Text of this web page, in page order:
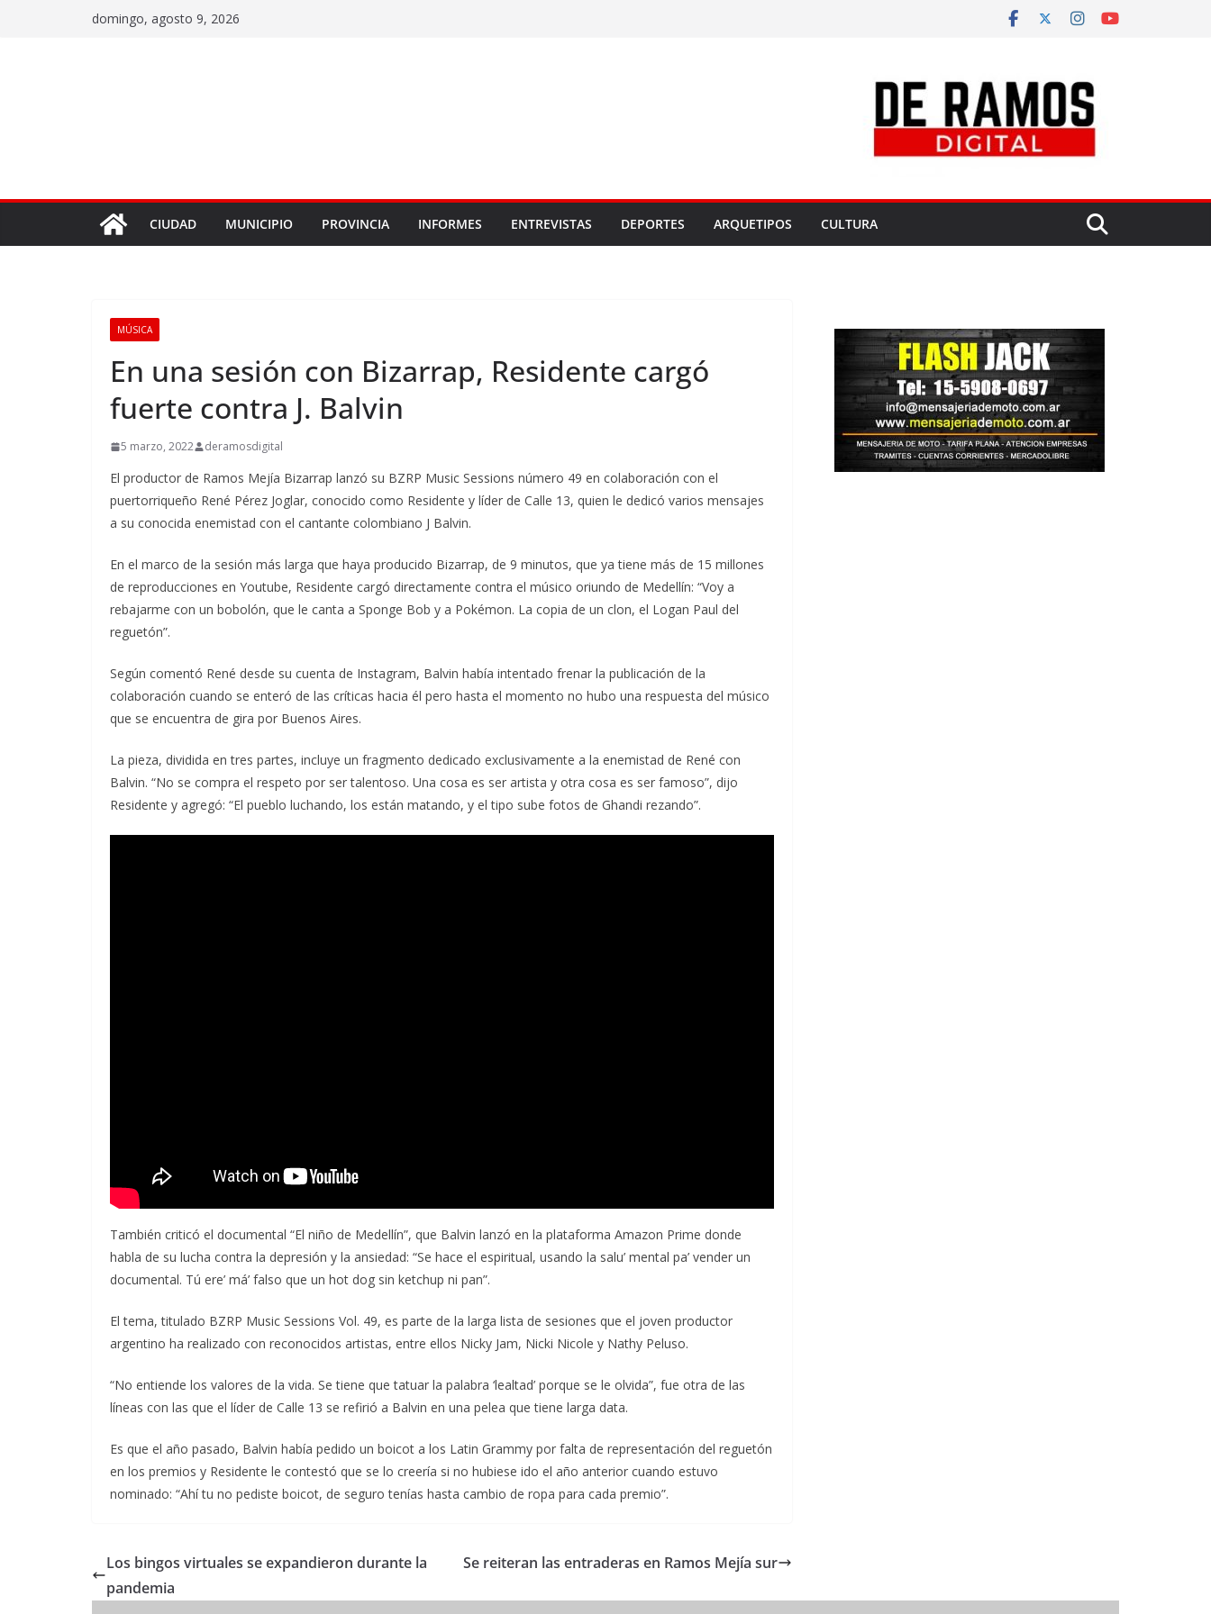
domingo, agosto 9, 2026
CIUDAD MUNICIPIO PROVINCIA INFORMES ENTREVISTAS DEPORTES ARQUETIPOS CULTURA
MÚSICA
En una sesión con Bizarrap, Residente cargó
fuerte contra J. Balvin
5 marzo, 2022 deramosdigital
El productor de Ramos Mejía Bizarrap lanzó su BZRP Music Sessions número 49 en colaboración con el
puertorriqueño René Pérez Joglar, conocido como Residente y líder de Calle 13, quien le dedicó varios mensajes
a su conocida enemistad con el cantante colombiano J Balvin.
En el marco de la sesión más larga que haya producido Bizarrap, de 9 minutos, que ya tiene más de 15 millones
de reproducciones en Youtube, Residente cargó directamente contra el músico oriundo de Medellín: “Voy a
rebajarme con un bobolón, que le canta a Sponge Bob y a Pokémon. La copia de un clon, el Logan Paul del
reguetón”.
Según comentó René desde su cuenta de Instagram, Balvin había intentado frenar la publicación de la
colaboración cuando se enteró de las críticas hacia él pero hasta el momento no hubo una respuesta del músico
que se encuentra de gira por Buenos Aires.
La pieza, dividida en tres partes, incluye un fragmento dedicado exclusivamente a la enemistad de René con
Balvin. “No se compra el respeto por ser talentoso. Una cosa es ser artista y otra cosa es ser famoso”, dijo
Residente y agregó: “El pueblo luchando, los están matando, y el tipo sube fotos de Ghandi rezando”.
También criticó el documental “El niño de Medellín”, que Balvin lanzó en la plataforma Amazon Prime donde
habla de su lucha contra la depresión y la ansiedad: “Se hace el espiritual, usando la salu’ mental pa’ vender un
documental. Tú ere’ má’ falso que un hot dog sin ketchup ni pan”.
El tema, titulado BZRP Music Sessions Vol. 49, es parte de la larga lista de sesiones que el joven productor
argentino ha realizado con reconocidos artistas, entre ellos Nicky Jam, Nicki Nicole y Nathy Peluso.
“No entiende los valores de la vida. Se tiene que tatuar la palabra ‘lealtad’ porque se le olvida”, fue otra de las
líneas con las que el líder de Calle 13 se refirió a Balvin en una pelea que tiene larga data.
Es que el año pasado, Balvin había pedido un boicot a los Latin Grammy por falta de representación del reguetón
en los premios y Residente le contestó que se lo creería si no hubiese ido el año anterior cuando estuvo
nominado: “Ahí tu no pediste boicot, de seguro tenías hasta cambio de ropa para cada premio”.
Los bingos virtuales se expandieron durante la
pandemia
Se reiteran las entraderas en Ramos Mejía sur